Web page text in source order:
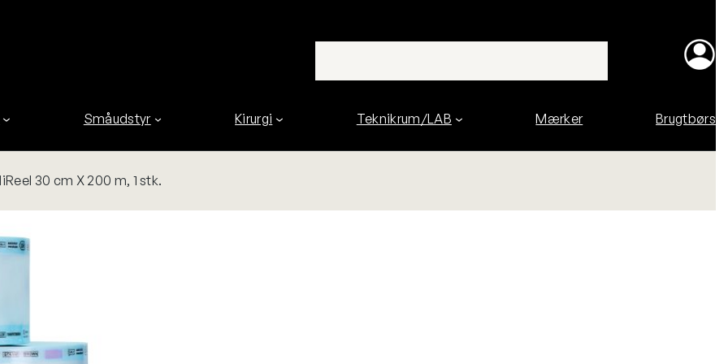
Småudstyr Kirurgi Teknikrum/LAB Mærker Brugtbørs
30 cm X 200 m, 1 stk.